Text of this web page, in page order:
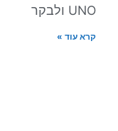
UNO ולבקר
קרא עוד »